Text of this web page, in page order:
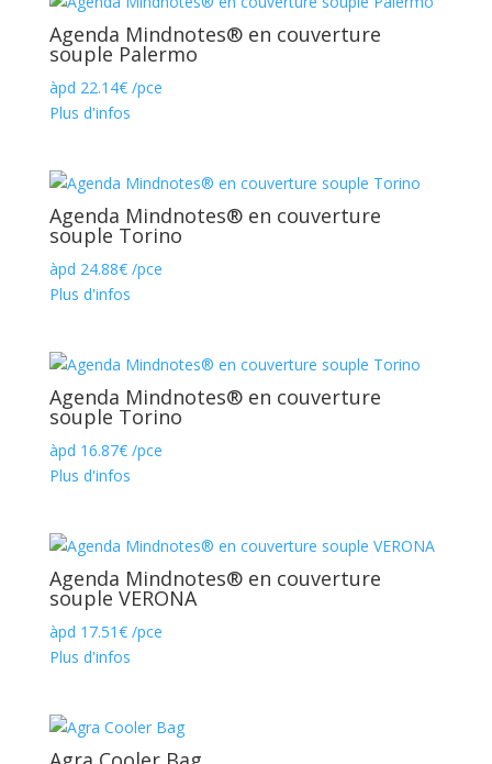
Agenda Mindnotes® en couverture
souple Palermo
àpd 22.14€/pce
Plus d'infos
Agenda Mindnotes® en couverture
souple Torino
àpd 24.88€/pce
Plus d'infos
Agenda Mindnotes® en couverture
souple Torino
àpd 16.87€/pce
Plus d'infos
Agenda Mindnotes® en couverture
souple VERONA
àpd 17.51€/pce
Plus d'infos